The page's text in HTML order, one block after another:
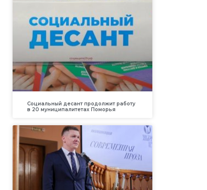
Социальный десант продолжит работу
в 20 муниципалитетах Поморья